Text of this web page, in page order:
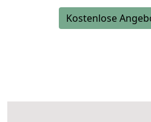
Kostenlose